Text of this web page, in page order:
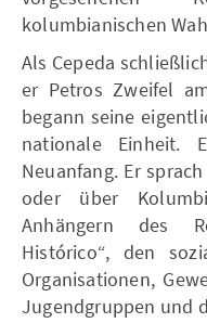
kolumbianischen
Als Cepeda
er Petros Zweifel
begann seine
nationale Einheit.
Neuanfang. Er
oder über
Anhängern des
Histórico“, den
Organisationen,
Jugendgruppen und